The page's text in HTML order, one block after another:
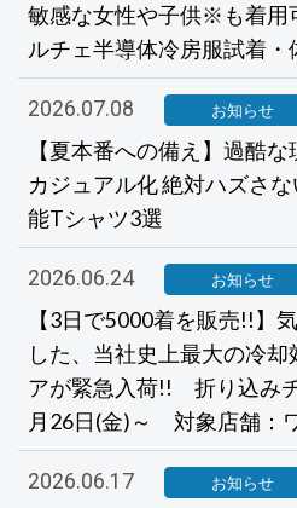
敏感な女性や子供※も着用
ルチェ半導体冷房服試着・
2026.07.08 お知らせ
【夏本番への備え】過酷
カジュアル化 絶対ハズさ
能Tシャツ3選
2026.06.24 お知らせ
【3日で5000着を販売!!】
した、当社史上最大の冷
アが緊急入荷!! 折り込み
月26日(金)～ 対象店舗：
2026.06.17 お知らせ